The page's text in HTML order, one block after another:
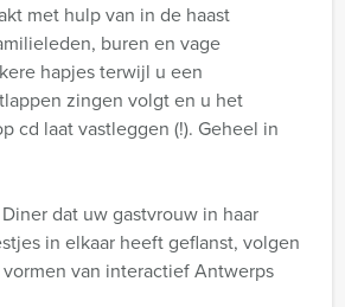
met hulp van in de haast
buren en vage
hapjes terwijl u een
zingen volgt en u het
cd laat vastleggen (!). Geheel in
dat uw gastvrouw in haar
in elkaar heeft geflanst, volgen
van interactief Antwerps